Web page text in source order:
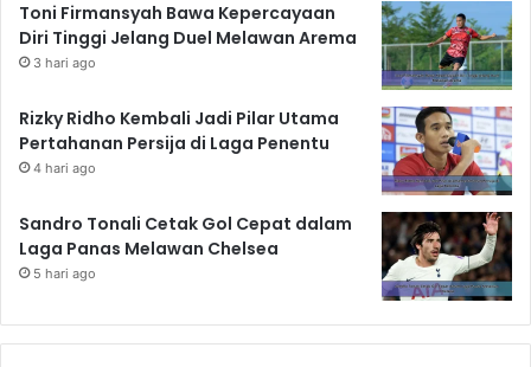
Toni Firmansyah Bawa Kepercayaan
Diri Tinggi Jelang Duel Melawan Arema
3 hari ago
Rizky Ridho Kembali Jadi Pilar Utama
Pertahanan Persija di Laga Penentu
4 hari ago
Sandro Tonali Cetak Gol Cepat dalam
Laga Panas Melawan Chelsea
5 hari ago